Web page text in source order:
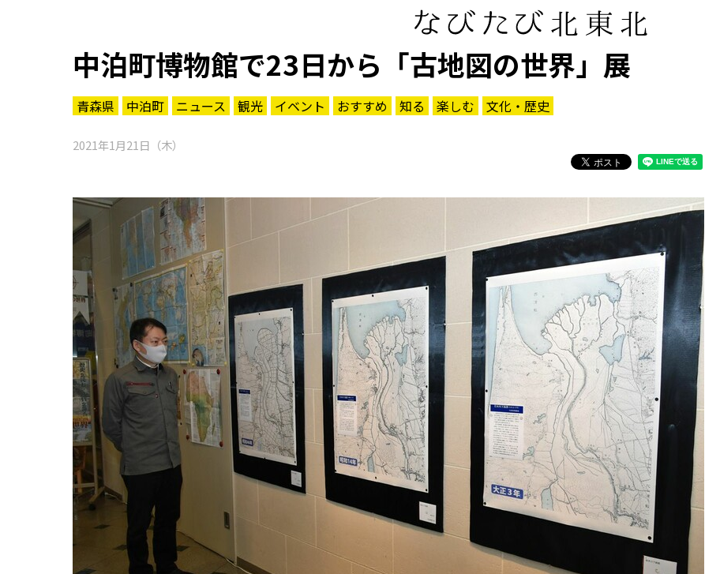
中泊町博物館で23日から「古地図の世界」展
青森県 中泊町 ニュース 観光 イベント おすすめ 知る 楽しむ 文化・歴史
2021年1月21日（木）
パワースポット
まつり・イベント
おみやげ・特産
道の駅・産直
アウトドア・レジャー
ご当地グルメ